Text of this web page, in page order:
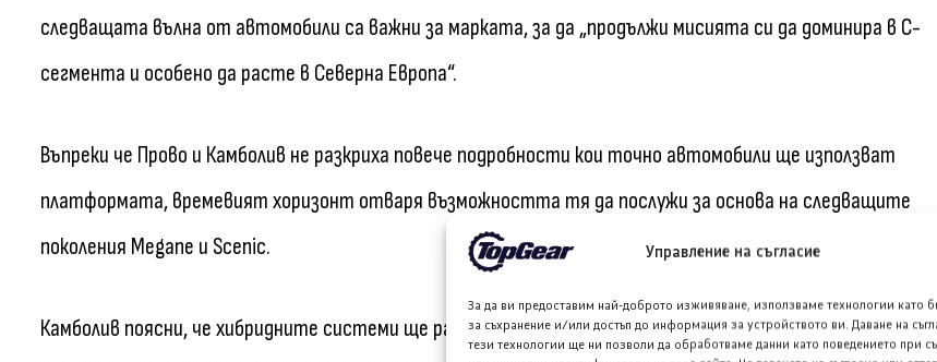
Управление на съгласие
За да ви предоставим най-доброто изживяване, използваме технологии като
за съхранение и/или достъп до информация за устройството ви. Даване на
тези технологии ще ни позволи да обработваме данни като поведението при
следващата вълна от автомобили са важни за марката, за да „продължи мисията си да доминира в C-
сегмента и особено да расте в Северна Европа“.
Въпреки че Прово и Камболив не разкриха повече подробности кои точно автомобили ще използват
платформата, времевият хоризонт отваря възможността тя да послужи за основа на следващите
поколения Megane и Scenic.
Камболив поясни, че хибридните системи ще работят на принципа, при който задвижването се